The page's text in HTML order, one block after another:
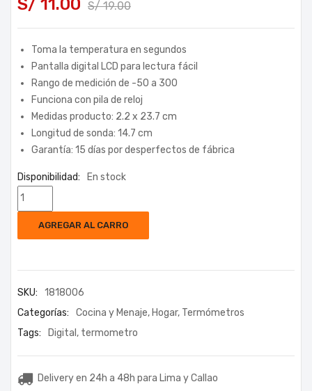
S/19.00
Toma la temperatura en segundos
Pantalla digital LCD para lectura fácil
Rango de medición de -50 a 300
Funciona con pila de reloj
Medidas producto: 2.2 x 23.7 cm
Longitud de sonda: 14.7 cm
Garantía: 15 días por desperfectos de fábrica
Disponibilidad: En stock
AGREGAR AL CARRO
SKU:
1818006
Categorías:
Cocina y Menaje, Hogar, Termómetros
Tags:
Digital , termometro
Delivery en 24h a 48h para Lima y Callao